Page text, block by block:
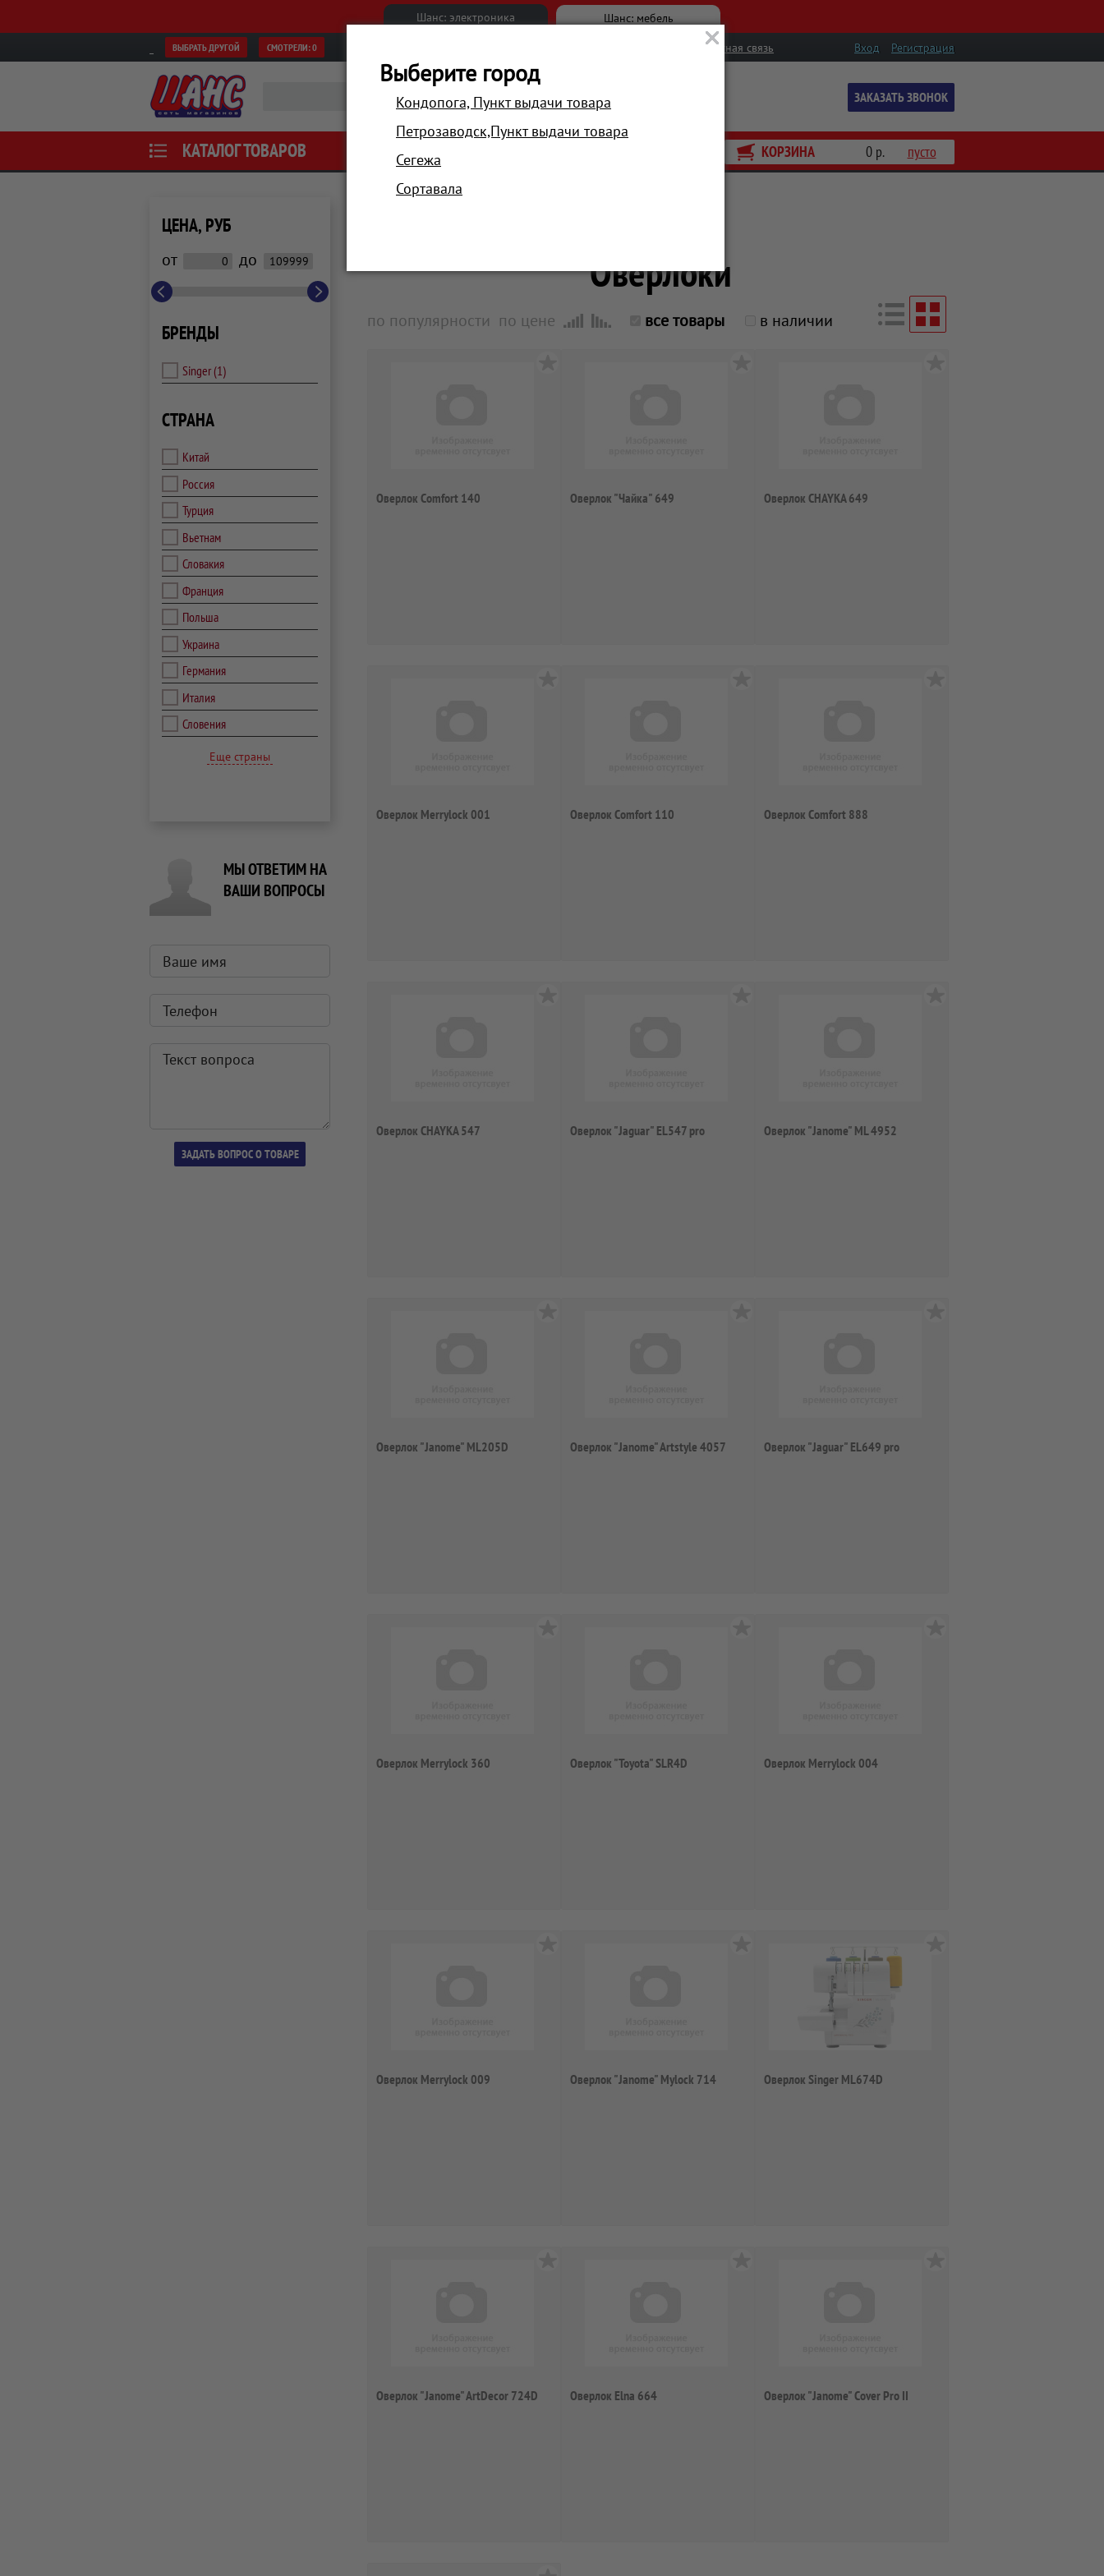
Шанс: электроника Шанс: мебель
ВЫБРАТЬ ДРУГОЙ СМОТРЕЛИ:0 Вход Регистрация
Обратная связь
ЗАКАЗАТЬ ЗВОНОК
КАТАЛОГ ТОВАРОВ АКЦИИ КОРЗИНА 0 р. пусто
ЦЕНА, РУБ
от до
БРЕНДЫ
Singer(1)
СТРАНА
Китай
Россия
Турция
Вьетнам
Словакия
Франция
Польша
Украина
Германия
Италия
Словения
Еще страны
МЫ ОТВЕТИМ НА
ВАШИ ВОПРОСЫ
Оверлоки
по популярности по цене все товары в наличии
Оверлок Comfort 140 Оверлок "Чайка" 649 Оверлок CHAYKA 649
Оверлок Merrylock 001 Оверлок Comfort 110 Оверлок Comfort 888
Оверлок CHAYKA 547 Оверлок "Jaguar" EL547 pro Оверлок "Janome" ML 4952
Оверлок "Janome" ML205D Оверлок "Janome" Artstyle 4057 Оверлок "Jaguar" EL649 pro
Оверлок Merrylock 360 Оверлок "Toyota" SLR4D Оверлок Merrylock 004
Оверлок Merrylock 009 Оверлок "Janome" Mylock 714 Оверлок Singer ML674D
Оверлок "Janome" ArtDecor 724D Оверлок Elna 664 Оверлок "Janome" Cover Pro II
Выберите город
Кондопога, Пункт выдачи товара
Петрозаводск,Пункт выдачи товара
Сегежа
Сортавала